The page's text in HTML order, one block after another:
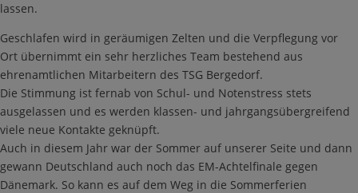
lassen.
Geschlafen wird in geräumigen Zelten und die Verpflegung vor
Ort übernimmt ein sehr herzliches Team bestehend aus
ehrenamtlichen Mitarbeitern des TSG Bergedorf.
Die Stimmung ist fernab von Schul- und Notenstress stets
ausgelassen und es werden klassen- und jahrgangsübergreifend
viele neue Kontakte geknüpft.
Auch in diesem Jahr war der Sommer auf unserer Seite und dann
gewann Deutschland auch noch das EM-Achtelfinale gegen
Dänemark. So kann es auf dem Weg in die Sommerferien